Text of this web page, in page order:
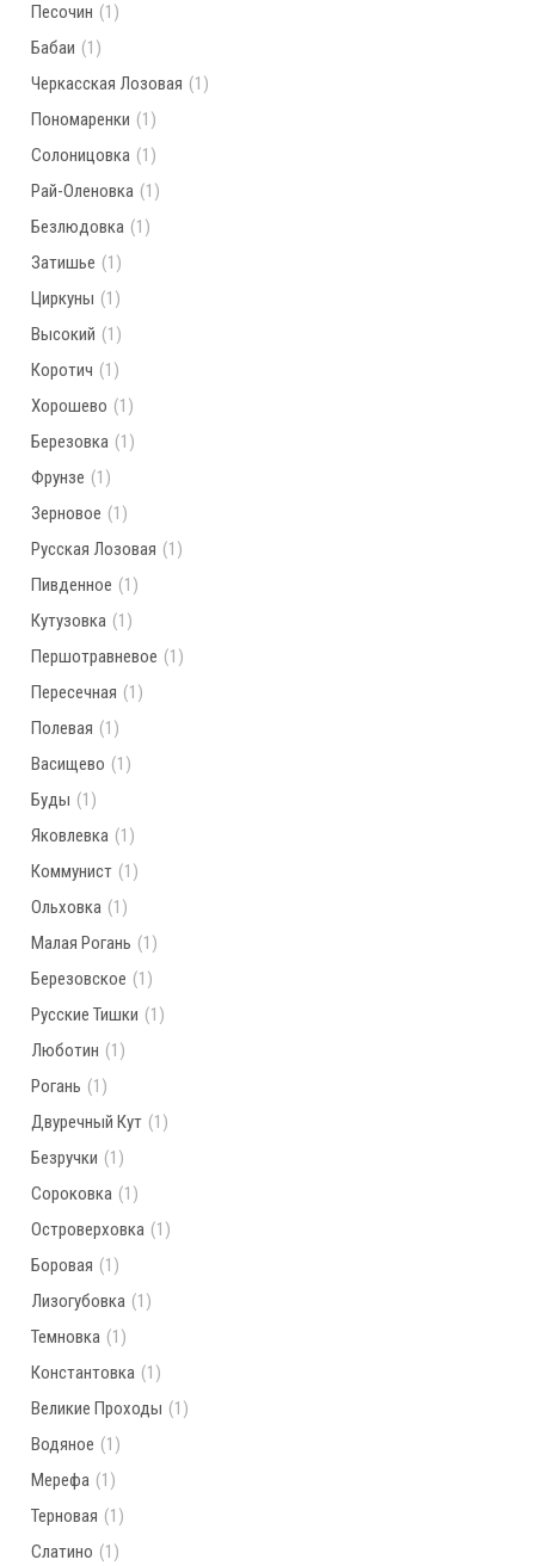
Песочин (1)
Бабаи (1)
Черкасская Лозовая (1)
Пономаренки (1)
Солоницовка (1)
Рай-Оленовка (1)
Безлюдовка (1)
Затишье (1)
Циркуны (1)
Высокий (1)
Коротич (1)
Хорошево (1)
Березовка (1)
Фрунзе (1)
Зерновое (1)
Русская Лозовая (1)
Пивденное (1)
Кутузовка (1)
Першотравневое (1)
Пересечная (1)
Полевая (1)
Васищево (1)
Буды (1)
Яковлевка (1)
Коммунист (1)
Ольховка (1)
Малая Рогань (1)
Березовское (1)
Русские Тишки (1)
Люботин (1)
Рогань (1)
Двуречный Кут (1)
Безручки (1)
Сороковка (1)
Островерховка (1)
Боровая (1)
Лизогубовка (1)
Темновка (1)
Константовка (1)
Великие Проходы (1)
Водяное (1)
Мерефа (1)
Терновая (1)
Слатино (1)